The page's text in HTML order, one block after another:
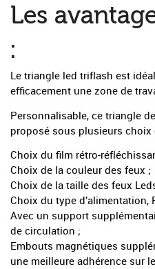
Les
:
Le triangle led triflash est
efficacement une zone de
Personnalisable, ce triangle
proposé sous plusieurs
Choix du film rétro-
Choix de la couleur des feux ;
Choix de la taille des feux
Choix du type d’alimentation,
Avec un support
de circulation ;
Embouts magnétiques
une meilleure adhérence sur